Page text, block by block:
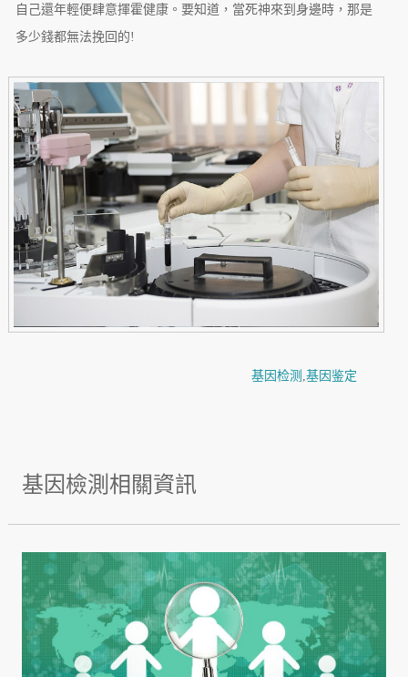
自己還年輕便肆意揮霍健康。要知道，當死神來到身邊時，那是
多少錢都無法挽回的!
基因检测 基因鉴定
基因檢測相關資訊